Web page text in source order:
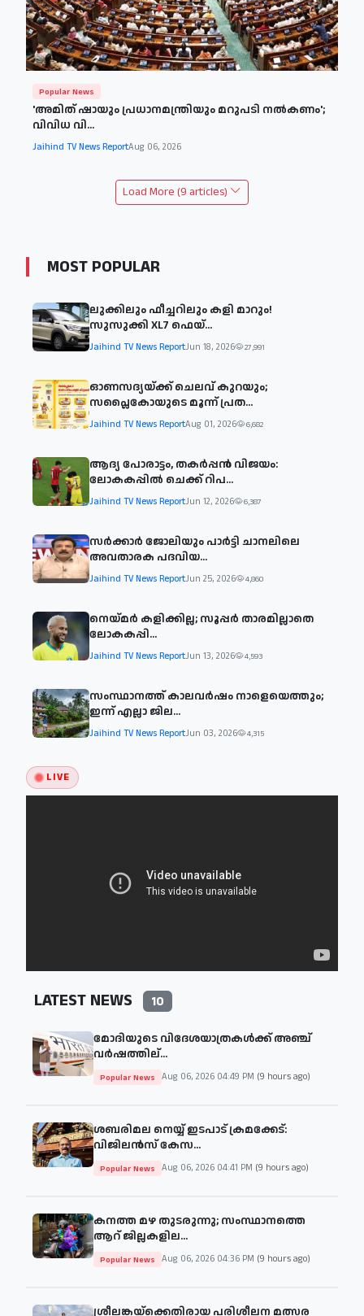
Popular News
'അമിത് ഷായും പ്രധാനമന്ത്രിയും മറുപടി നല്‍കണം';
വിവിധ വി...
Jaihind TV News ReportAug 06, 2026
Load More (9 articles)
MOST POPULAR
ലുക്കിലും ഫീച്ചറിലും കളി മാറും!
സുസുക്കി XL7 ഫെയ്‌...
Jaihind TV News ReportJun 18, 2026 27,991
ഓണസദ്യയ്ക്ക് ചെലവ് കുറയും;
സപ്ലൈകോയുടെ മൂന്ന് പ്രത...
Jaihind TV News ReportAug 01, 2026 6,682
ആദ്യ പോരാട്ടം, തകർപ്പൻ വിജയം:
ലോകകപ്പിൽ ചെക്ക് റിപ...
Jaihind TV News ReportJun 12, 2026 6,387
സര്‍ക്കാര്‍ ജോലിയും പാര്‍ട്ടി ചാനലിലെ
അവതാരക പദവിയ...
Jaihind TV News ReportJun 25, 2026 4,860
നെയ്മര്‍ കളിക്കില്ല; സൂപ്പര്‍ താരമില്ലാതെ
ലോകകപ്പി...
Jaihind TV News ReportJun 13, 2026 4,593
സംസ്ഥാനത്ത് കാലവര്‍ഷം നാളെയെത്തും;
ഇന്ന് എല്ലാ ജില...
Jaihind TV News ReportJun 03, 2026 4,315
LIVE
LATEST NEWS 10
മോദിയുടെ വിദേശയാത്രകള്‍ക്ക് അഞ്ച്
വര്‍ഷത്തില്...
Popular News Aug 06, 2026 04:49 PM (9 hours ago)
ശബരിമല നെയ്യ് ഇടപാട് ക്രമക്കേട്:
വിജിലൻസ് കേസ...
Popular News Aug 06, 2026 04:41 PM (9 hours ago)
കനത്ത മഴ തുടരുന്നു; സംസ്ഥാനത്തെ
ആറ് ജില്ലകളില...
Popular News Aug 06, 2026 04:36 PM (9 hours ago)
ശ്രീലങ്കയ്‌ക്കെതിരായ പരിശീലന മത്സര